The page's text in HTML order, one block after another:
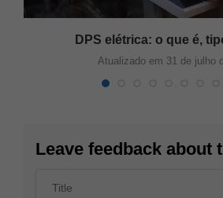
DPS elétrica: o que é,
Atualizado em 31 de julho
Leave feedback about